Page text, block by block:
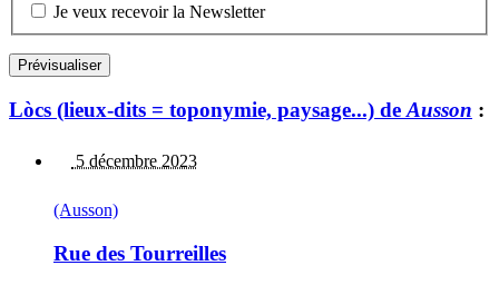
Je veux recevoir la Newsletter
Lòcs (lieux-dits = toponymie, paysage...) de Ausson :
5 décembre 2023
(Ausson)
Rue des Tourreilles